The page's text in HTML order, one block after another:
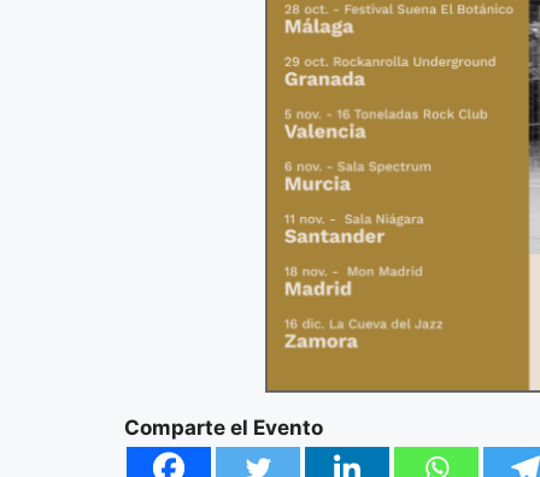
Comparte el Evento